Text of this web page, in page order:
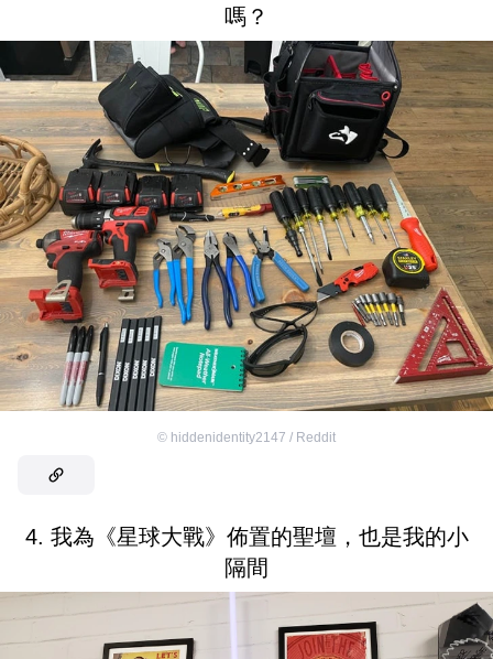
嗎？
© hiddenidentity2147 / Reddit
4. 我為《星球大戰》佈置的聖壇，也是我的小
隔間